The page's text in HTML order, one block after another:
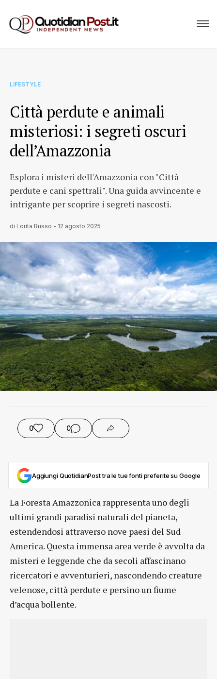
LIFESTYLE
Città perdute e animali
misteriosi: i segreti oscuri
dell’Amazzonia
Esplora i misteri dell'Amazzonia con "Città
perdute e cani spettrali". Una guida avvincente e
intrigante per scoprire i segreti nascosti.
di Lorita Russo - 12 agosto 2025
0 0
Aggiungi QuotidianPost tra le tue fonti preferite su Google
La Foresta Amazzonica rappresenta uno degli
ultimi grandi paradisi naturali del pianeta,
estendendosi attraverso nove paesi del Sud
America. Questa immensa area verde è avvolta da
misteri e leggende che da secoli affascinano
ricercatori e avventurieri, nascondendo creature
velenose, città perdute e persino un fiume
d’acqua bollente.